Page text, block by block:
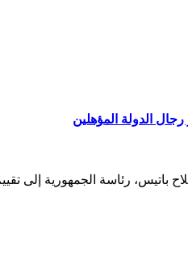
الدولة المؤهلين
باتيس، رئاسة الجمهورية إلى